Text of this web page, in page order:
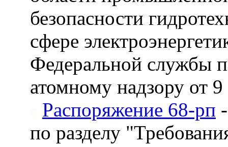
безопасности
сфере
Федеральной службы
атомному надзору от
Распоряжение 68-рп
по разделу